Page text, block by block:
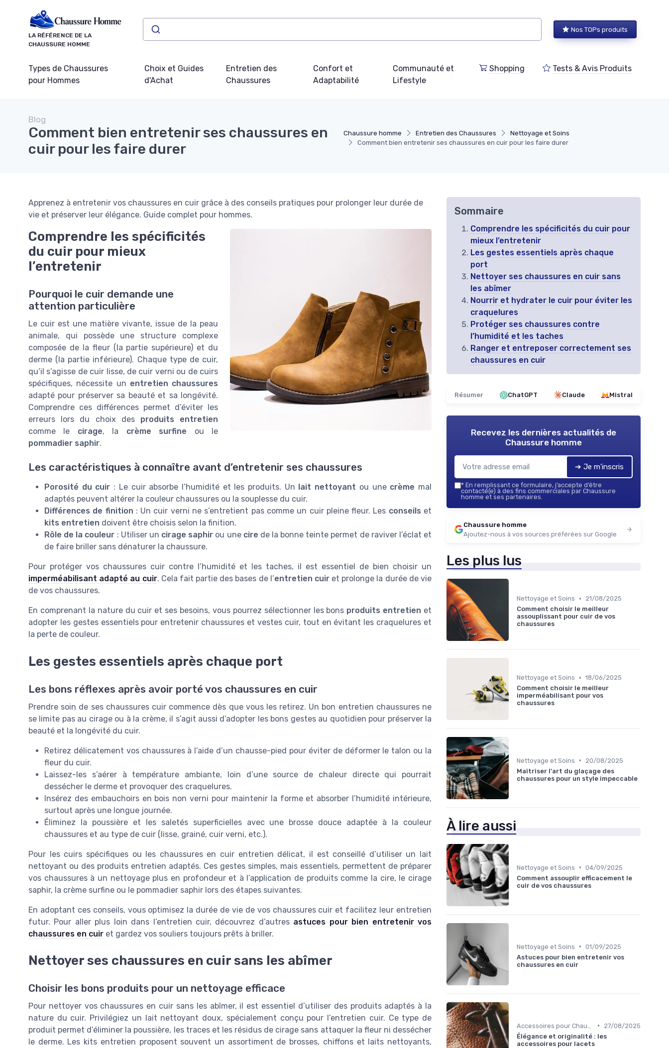
LA RÉFÉRENCE DE LA
CHAUSSURE HOMME
Nos TOPs produits
Types de Chaussures
pour Hommes
Choix et Guides
d'Achat
Entretien des
Chaussures
Confort et
Adaptabilité
Communauté et
Lifestyle
Shopping Tests & Avis Produits
Chaussure homme Entretien des Chaussures
Nettoyage et Soins
Comment bien entretenir ses chaussures en cuir pour les faire durer
Blog
Comment bien entretenir ses chaussures en
cuir pour les faire durer
Apprenez à entretenir vos chaussures en cuir grâce à des conseils pratiques pour prolonger leur durée de
vie et préserver leur élégance. Guide complet pour hommes.
Comprendre les spécificités
du cuir pour mieux
l’entretenir
Pourquoi le cuir demande une
attention particulière
Le cuir est une matière vivante, issue de la peau
animale, qui possède une structure complexe
composée de la fleur (la partie supérieure) et du
derme (la partie inférieure). Chaque type de cuir,
qu’il s’agisse de cuir lisse, de cuir verni ou de cuirs
spécifiques, nécessite un entretien chaussures
adapté pour préserver sa beauté et sa longévité.
Comprendre ces différences permet d’éviter les
erreurs lors du choix des produits entretien
comme le cirage, la crème surfine ou le
pommadier saphir.
Les caractéristiques à connaître avant d’entretenir ses chaussures
Porosité du cuir : Le cuir absorbe l’humidité et les produits. Un lait nettoyant ou une crème mal
adaptés peuvent altérer la couleur chaussures ou la souplesse du cuir.
Différences de finition : Un cuir verni ne s’entretient pas comme un cuir pleine fleur. Les conseils et
kits entretien doivent être choisis selon la finition.
Rôle de la couleur : Utiliser un cirage saphir ou une cire de la bonne teinte permet de raviver l’éclat et
de faire briller sans dénaturer la chaussure.
Pour protéger vos chaussures cuir contre l’humidité et les taches, il est essentiel de bien choisir un
imperméabilisant adapté au cuir. Cela fait partie des bases de l’entretien cuiret prolonge la durée de vie
de vos chaussures.
En comprenant la nature du cuir et ses besoins, vous pourrez sélectionner les bons produits entretien et
adopter les gestes essentiels pour entretenir chaussures et vestes cuir, tout en évitant les craquelures et
la perte de couleur.
Les gestes essentiels après chaque port
Les bons réflexes après avoir porté vos chaussures en cuir
Prendre soin de ses chaussures cuir commence dès que vous les retirez. Un bon entretien chaussures ne
se limite pas au cirage ou à la crème, il s’agit aussi d’adopter les bons gestes au quotidien pour préserver la
beauté et la longévité du cuir.
Retirez délicatement vos chaussures à l’aide d’un chausse-pied pour éviter de déformer le talon ou la
fleur du cuir.
Laissez-les s’aérer à température ambiante, loin d’une source de chaleur directe qui pourrait
dessécher le derme et provoquer des craquelures.
Insérez des embauchoirs en bois non verni pour maintenir la forme et absorber l’humidité intérieure,
surtout après une longue journée.
Éliminez la poussière et les saletés superficielles avec une brosse douce adaptée à la couleur
chaussures et au type de cuir (lisse, grainé, cuir verni, etc.).
Pour les cuirs spécifiques ou les chaussures en cuir entretien délicat, il est conseillé d’utiliser un lait
nettoyant ou des produits entretien adaptés. Ces gestes simples, mais essentiels, permettent de préparer
vos chaussures à un nettoyage plus en profondeur et à l’application de produits comme la cire, le cirage
saphir, la crème surfine ou le pommadier saphir lors des étapes suivantes.
En adoptant ces conseils, vous optimisez la durée de vie de vos chaussures cuir et facilitez leur entretien
futur. Pour aller plus loin dans l’entretien cuir, découvrez d’autres astuces pour bien entretenir vos
chaussures en cuir et gardez vos souliers toujours prêts à briller.
Nettoyer ses chaussures en cuir sans les abîmer
Choisir les bons produits pour un nettoyage efficace
Pour nettoyer vos chaussures en cuir sans les abîmer, il est essentiel d’utiliser des produits adaptés à la
nature du cuir. Privilégiez un lait nettoyant doux, spécialement conçu pour l’entretien cuir. Ce type de
produit permet d’éliminer la poussière, les traces et les résidus de cirage sans attaquer la fleur ni dessécher
le derme. Les kits entretien proposent souvent un assortiment de brosses, chiffons et laits nettoyants,
Sommaire
Comprendre les spécificités du cuir pour
mieux l’entretenir
Les gestes essentiels après chaque
port
Nettoyer ses chaussures en cuir sans
les abîmer
Nourrir et hydrater le cuir pour éviter les
craquelures
Protéger ses chaussures contre
l’humidité et les taches
Ranger et entreposer correctement ses
chaussures en cuir
Résumer ChatGPT Claude Mistral
Recevez les dernières actualités de
Chaussure homme
➔ Je m'inscris
* En remplissant ce formulaire, j’accepte d’être
contacté(e) à des fins commerciales par Chaussure
homme et ses partenaires.
Chaussure homme
Ajoutez-nous à vos sources préférées sur Google
Les plus lus
Nettoyage et Soins •
21/08/2025
Comment choisir le meilleur
assouplissant pour cuir de vos
chaussures
Nettoyage et Soins • 18/06/2025
Comment choisir le meilleur
imperméabilisant pour vos
chaussures
Nettoyage et Soins •
20/08/2025
Maîtriser l'art du glaçage des
chaussures pour un style impeccable
À lire aussi
Nettoyage et Soins • 04/09/2025
Comment assouplir efficacement le
cuir de vos chaussures
Nettoyage et Soins • 01/09/2025
Astuces pour bien entretenir vos
chaussures en cuir
•
27/08/2025
Élégance et originalité : les
accessoires pour lacets